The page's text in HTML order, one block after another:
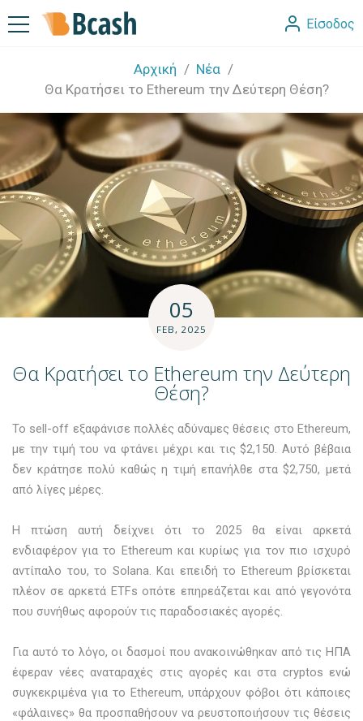
Είσοδος
Αρχική
Νέα
Θα Κρατήσει το Ethereum την Δεύτερη Θέση?
05
FEB, 2025
Θα Κρατήσει το Ethereum την Δεύτερη
Θέση?
Το sell-off εξαφάνισε πολλές αδύναμες θέσεις στο Ethereum,
με την τιμή του να φτάνει μέχρι και τις $2,150. Αυτό βέβαια
δεν κράτησε πολύ καθώς η τιμή επανήλθε στα $2,750, μετά
από λίγες μέρες.
Η πτώση αυτή δείχνει ότι το 2025 θα είναι αρκετά
ενδιαφέρον για το Ethereum και κυρίως για τον πιο ισχυρό
αντίπαλο του, το Solana. Και επειδή το Ethereum βρίσκεται
πλέον σε αρκετά ETFs οπότε επηρεάζεται και από γεγονότα
που συνήθως αφορούν τις παραδοσιακές αγορές.
Για αυτό το λόγο, οι δασμοί που ανακοινώθηκαν από τις ΗΠΑ
έφεραν νέες αναταραχές στις αγορές και στα cryptos ενώ
συγκεκριμένα για το Ethereum, υπάρχουν φόβοι ότι κάποιες
«φάλαινες» θα προσπαθήσουν να ρευστοποιήσουν τις θέσεις